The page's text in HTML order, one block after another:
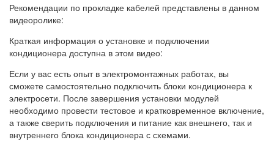
Рекомендации по прокладке кабелей представлены в данном
видеоролике:
Краткая информация о установке и подключении
кондиционера доступна в этом видео:
Если у вас есть опыт в электромонтажных работах, вы
сможете самостоятельно подключить блоки кондиционера к
электросети. После завершения установки модулей
необходимо провести тестовое и кратковременное включение,
а также сверить подключения и питание как внешнего, так и
внутреннего блока кондиционера с схемами.